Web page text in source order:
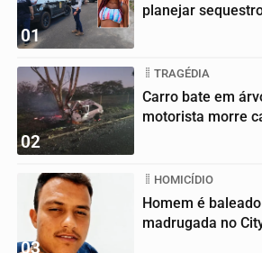
01
planejar
02
TRAGÉDIA
Carro bate em
motorista morre
03
HOMICÍDIO
Homem é
madrugada no